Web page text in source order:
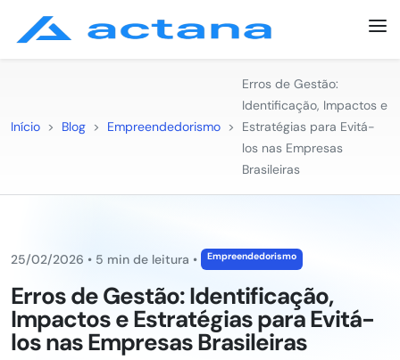
Início > Blog > Empreendedorismo >
Erros de Gestão:
Identificação, Impactos e
Estratégias para Evitá-
los nas Empresas
Brasileiras
25/02/2026 • 5 min de leitura • Empreendedorismo
Erros de Gestão: Identificação,
Impactos e Estratégias para Evitá-
los nas Empresas Brasileiras